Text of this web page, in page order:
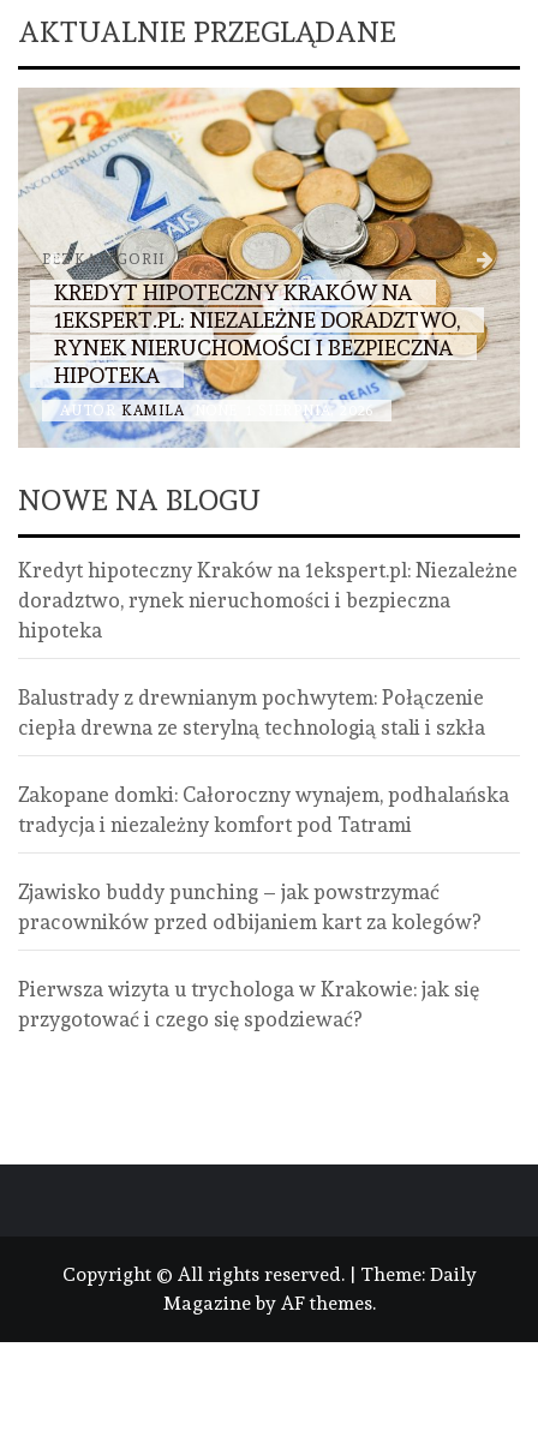
AKTUALNIE PRZEGLĄDANE
BEZ KATEGORII
KREDYT HIPOTECZNY KRAKÓW NA
1EKSPERT.PL: NIEZALEŻNE DORADZTWO,
RYNEK NIERUCHOMOŚCI I BEZPIECZNA
HIPOTEKA
AUTOR KAMILA 1 SIERPNIA, 2026
NOWE NA BLOGU
Kredyt hipoteczny Kraków na 1ekspert.pl: Niezależne
doradztwo, rynek nieruchomości i bezpieczna
hipoteka
Balustrady z drewnianym pochwytem: Połączenie
ciepła drewna ze sterylną technologią stali i szkła
Zakopane domki: Całoroczny wynajem, podhalańska
tradycja i niezależny komfort pod Tatrami
Zjawisko buddy punching – jak powstrzymać
pracowników przed odbijaniem kart za kolegów?
Pierwsza wizyta u trychologa w Krakowie: jak się
przygotować i czego się spodziewać?
Copyright © All rights reserved. | Theme: Daily
Magazineby AF themes.